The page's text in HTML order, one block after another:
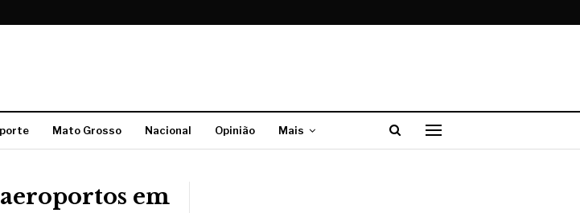
Mato Grosso Nacional Opinião Mais
em